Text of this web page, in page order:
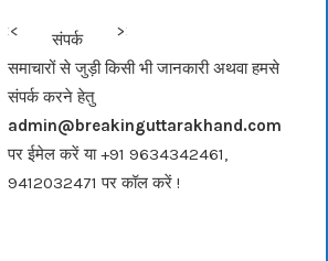
b
o
o
k
<<< संपर्क
>>>
समाचारों से जुड़ी किसी भी जानकारी अथवा हमसे
संपर्क करने हेतु
admin@breakinguttarakhand.com
पर ईमेल करें या +91 9634342461,
9412032471 पर कॉल करें !